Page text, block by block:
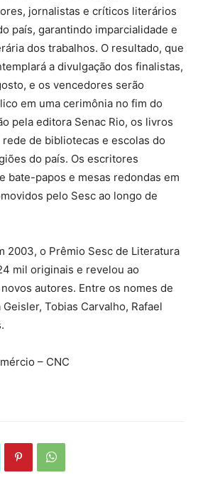
jornalistas e críticos literários
país, garantindo imparcialidade e
dos trabalhos. O resultado, que
a divulgação dos finalistas,
e os vencedores serão
em uma cerimônia no fim do
pela editora Senac Rio, os livros
de bibliotecas e escolas do
do país. Os escritores
bate-papos e mesas redondas em
pelo Sesc ao longo de
2003, o Prêmio Sesc de Literatura
mil originais e revelou ao
autores. Entre os nomes de
Tobias Carvalho, Rafael
– CNC